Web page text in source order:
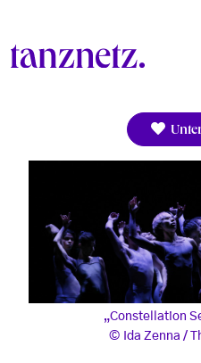
„Constellation
Ida Zenna /